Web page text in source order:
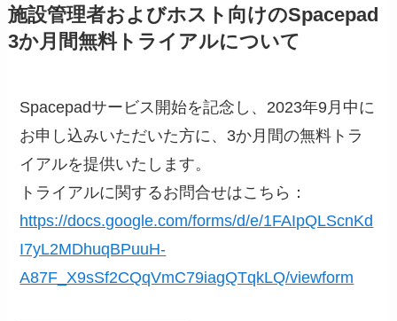
施設管理者およびホスト向けのSpacepad
3か月間無料トライアルについて
Spacepadサービス開始を記念し、2023年9月中に
お申し込みいただいた方に、3か月間の無料トラ
イアルを提供いたします。
トライアルに関するお問合せはこちら：​​
https://docs.google.com/forms/d/e/1FAIpQLScnKd
I7yL2MDhuqBPuuH-
A87F_X9sSf2CQqVmC79iagQTqkLQ/viewform